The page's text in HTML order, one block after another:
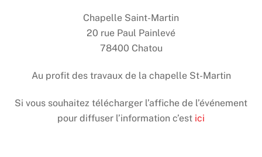
Chapelle Saint-Martin
20 rue Paul Painlevé
78400 Chatou
Au profit des travaux de la chapelle St-Martin
Si vous souhaitez télécharger l’affiche de l’événement
pour diffuser l’information c’est ici